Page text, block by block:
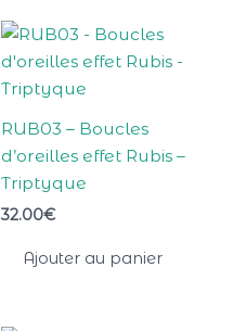
RUB03 – Boucles
d’oreilles effet Rubis –
Triptyque
32.00€
Ajouter au panier